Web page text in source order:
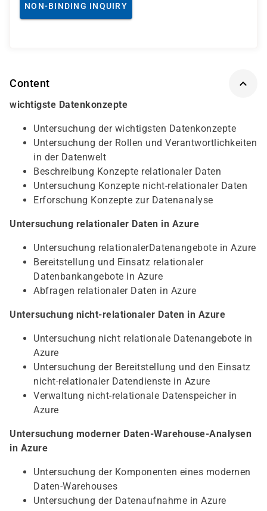
NON-BINDING INQUIRY
Content
wichtigste Datenkonzepte
Untersuchung der wichtigsten Datenkonzepte
Untersuchung der Rollen und Verantwortlichkeiten
in der Datenwelt
Beschreibung Konzepte relationaler Daten
Untersuchung Konzepte nicht-relationaler Daten
Erforschung Konzepte zur Datenanalyse
Untersuchung relationaler Daten in Azure
Untersuchung relationalerDatenangebote in Azure
Bereitstellung und Einsatz relationaler
Datenbankangebote in Azure
Abfragen relationaler Daten in Azure
Untersuchung nicht-relationaler Daten in Azure
Untersuchung nicht relationale Datenangebote in
Azure
Untersuchung der Bereitstellung und den Einsatz
nicht-relationaler Datendienste in Azure
Verwaltung nicht-relationale Datenspeicher in
Azure
Untersuchung moderner Daten-Warehouse-Analysen
in Azure
Untersuchung der Komponenten eines modernen
Daten-Warehouses
Untersuchung der Datenaufnahme in Azure